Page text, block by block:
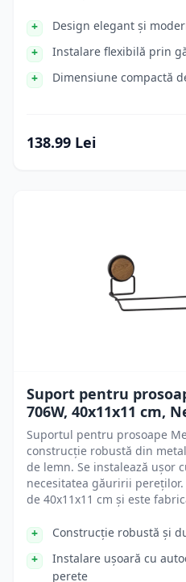
Design elegant și
Instalare flexibilă prin
Dimensiune compactă
138.99 Lei
Suport pentru
706W, 40x11x11 cm,
Suportul pentru prosoape
construcție robustă din
de lemn. Se instalează ușor
necesitatea găuririi
de 40x11x11 cm și este
Construcție robustă și
Instalare ușoară cu
perete